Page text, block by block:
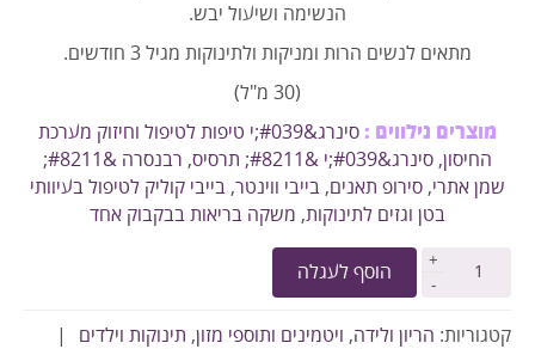
הנשימה ושיעול יבש.
מתאים לנשים הרות ומניקות ולתינוקות מגיל 3 חודשים.
(30 מ"ל)
מוצרים נילווים :
סינרג&#039;י טיפות לטיפול וחיזוק מערכת
החיסון, סינרג&#039;י &#8211; תרסיס ,
רבנסרה &#8211;
שמן אתרי, סירופ תאנים, בייבי ווינטר, בייבי קוליק לטיפול בעיוותי
בטן וגזים לתינוקות, משקה בריאות בבקבוק אחד
+
-
הוסף לעגלה
קטגוריות: הריון ולידה, ויטמינים ותוספי מזון, תינוקות וילדים
|